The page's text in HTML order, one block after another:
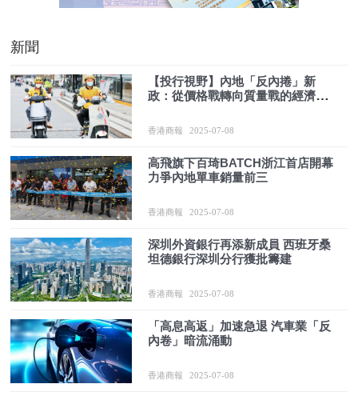
新聞
【投行視野】內地「反內捲」新
政：從價格戰轉向質量戰的經濟分
香港商報 2025-07-08
高飛旗下百琦BATCH浙江首店開幕
力爭內地單車銷量前三
香港商報 2025-07-08
深圳外資銀行再添新成員 西班牙桑
坦德銀行深圳分行獲批籌建
香港商報 2025-07-08
「高息高返」加速急退 汽車業「反
內卷」暗流涌動
香港商報 2025-07-08